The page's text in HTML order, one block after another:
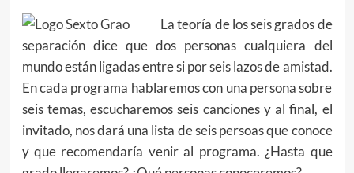
La teoría de los seis grados de
separación dice que dos personas cualquiera del
mundo están ligadas entre si por seis lazos de amistad.
En cada programa hablaremos con una persona sobre
seis temas, escucharemos seis canciones y al final, el
invitado, nos dará una lista de seis persoas que conoce
y que recomendaría venir al programa. ¿Hasta que